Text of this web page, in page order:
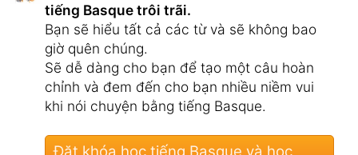
tiếng Basque trôi trãi.
Bạn sẽ hiểu tất cả các từ và sẽ không bao
giờ quên chúng.
Sẽ dễ dàng cho bạn để tạo một câu hoàn
chỉnh và đem đến cho bạn nhiều niềm vui
khi nói chuyện bằng tiếng Basque.
Đặt khóa học tiếng Basque và học